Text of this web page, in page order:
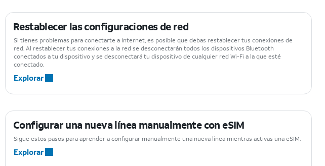
Restablecer las configuraciones de red
Si tienes problemas para conectarte a Internet, es posible que debas restablecer tus conexiones de
red. Al restablecer tus conexiones a la red se desconectarán todos los dispositivos Bluetooth
conectados a tu dispositivo y se desconectará tu dispositivo de cualquier red Wi-Fi a la que esté
conectado.
Explorar
Configurar una nueva línea manualmente con eSIM
Sigue estos pasos para aprender a configurar manualmente una nueva línea mientras activas una eSIM.
Explorar